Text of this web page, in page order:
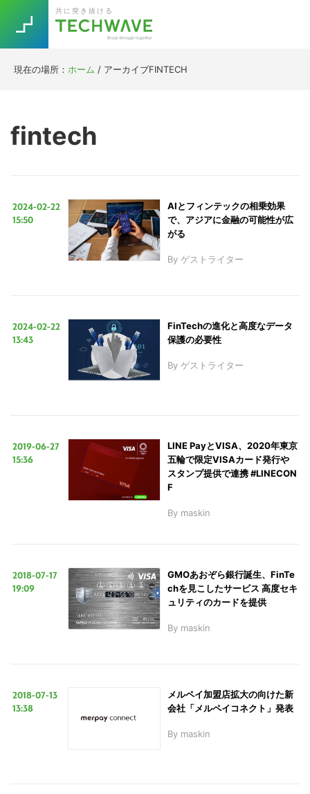
primary
navigation
main
content
primary
sidebar
footer
共に突き抜ける
現在の場所： ホーム / アーカイブFINTECH
fintech
2024-02-22
15:50
AIとフィンテックの相乗効果
で、アジアに金融の可能性が広
がる
By ゲストライター
2024-02-22
13:43
FinTechの進化と高度なデータ
保護の必要性
By ゲストライター
2019-06-27
15:36
LINE PayとVISA、2020年東京
五輪で限定VISAカード発行や
スタンプ提供で連携 #LINECON
F
By maskin
2018-07-17
19:09
GMOあおぞら銀行誕生、FinTe
chを見こしたサービス 高度セキ
ュリティのカードを提供
By maskin
2018-07-13
13:38
メルペイ加盟店拡大の向けた新
会社「メルペイコネクト」発表
By maskin
RE:LIFE
Re:Work
VR/AR
[Startup]
[Voice Edition]
特集
Block Data Bank